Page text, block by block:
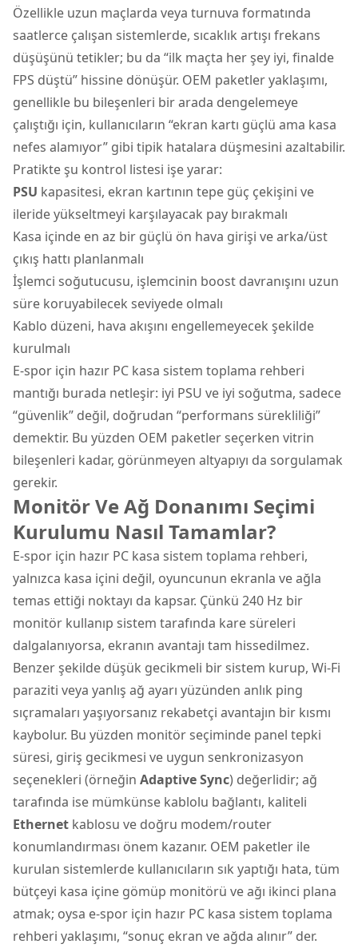
Özellikle uzun maçlarda veya turnuva formatında
saatlerce çalışan sistemlerde, sıcaklık artışı frekans
düşüşünü tetikler; bu da “ilk maçta her şey iyi, finalde
FPS düştü” hissine dönüşür. OEM paketler yaklaşımı,
genellikle bu bileşenleri bir arada dengelemeye
çalıştığı için, kullanıcıların “ekran kartı güçlü ama kasa
nefes alamıyor” gibi tipik hatalara düşmesini azaltabilir.
Pratikte şu kontrol listesi işe yarar:
PSU kapasitesi, ekran kartının tepe güç çekişini ve
ileride yükseltmeyi karşılayacak pay bırakmalı
Kasa içinde en az bir güçlü ön hava girişi ve arka/üst
çıkış hattı planlanmalı
İşlemci soğutucusu, işlemcinin boost davranışını uzun
süre koruyabilecek seviyede olmalı
Kablo düzeni, hava akışını engellemeyecek şekilde
kurulmalı
E-spor için hazır PC kasa sistem toplama rehberi
mantığı burada netleşir: iyi PSU ve iyi soğutma, sadece
“güvenlik” değil, doğrudan “performans sürekliliği”
demektir. Bu yüzden OEM paketler seçerken vitrin
bileşenleri kadar, görünmeyen altyapıyı da sorgulamak
gerekir.
Monitör Ve Ağ Donanımı Seçimi
Kurulumu Nasıl Tamamlar?
E-spor için hazır PC kasa sistem toplama rehberi,
yalnızca kasa içini değil, oyuncunun ekranla ve ağla
temas ettiği noktayı da kapsar. Çünkü 240 Hz bir
monitör kullanıp sistem tarafında kare süreleri
dalgalanıyorsa, ekranın avantajı tam hissedilmez.
Benzer şekilde düşük gecikmeli bir sistem kurup, Wi-Fi
paraziti veya yanlış ağ ayarı yüzünden anlık ping
sıçramaları yaşıyorsanız rekabetçi avantajın bir kısmı
kaybolur. Bu yüzden monitör seçiminde panel tepki
süresi, giriş gecikmesi ve uygun senkronizasyon
seçenekleri (örneğin Adaptive Sync) değerlidir; ağ
tarafında ise mümkünse kablolu bağlantı, kaliteli
Ethernet kablosu ve doğru modem/router
konumlandırması önem kazanır. OEM paketler ile
kurulan sistemlerde kullanıcıların sık yaptığı hata, tüm
bütçeyi kasa içine gömüp monitörü ve ağı ikinci plana
atmak; oysa e-spor için hazır PC kasa sistem toplama
rehberi yaklaşımı, “sonuç ekran ve ağda alınır” der.